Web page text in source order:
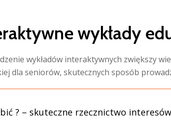
wykłady
wykładów interaktywnych zwiększy
dla seniorów, skutecznych sposób
? – skuteczne rzecznictwo